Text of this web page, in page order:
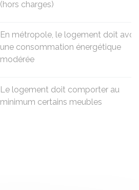
(hors charges)
En métropole, le logement doit avoir
une consommation énergétique
modérée
Le logement doit comporter au
minimum certains meubles